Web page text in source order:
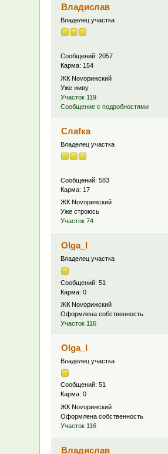
Владислав
Владелец участка
Сообщений: 2057
Карма: 154
ЖК Novoрижский
Уже живу
Участок 119
Сообщение с подробностями
Слаfка
Владелец участка
Сообщений: 583
Карма: 17
ЖК Novoрижский
Уже строюсь
Участок 74
Olga_I
Владелец участка
Сообщений: 51
Карма: 0
ЖК Novoрижский
Оформлена собственность
Участок 116
Olga_I
Владелец участка
Сообщений: 51
Карма: 0
ЖК Novoрижский
Оформлена собственность
Участок 116
Владислав